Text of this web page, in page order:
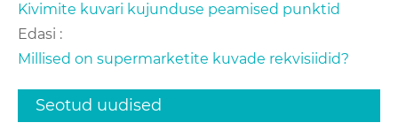
Kivimite kuvari kujunduse peamised punktid
Edasi :
Millised on supermarketite kuvade rekvisiidid?
Seotud uudised